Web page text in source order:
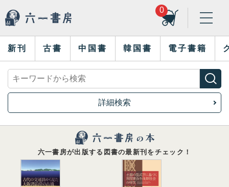
0
新刊 古書 中国書 韓国書 電子書籍
詳細検索
六一書房が出版する図書の最新刊をチェック！